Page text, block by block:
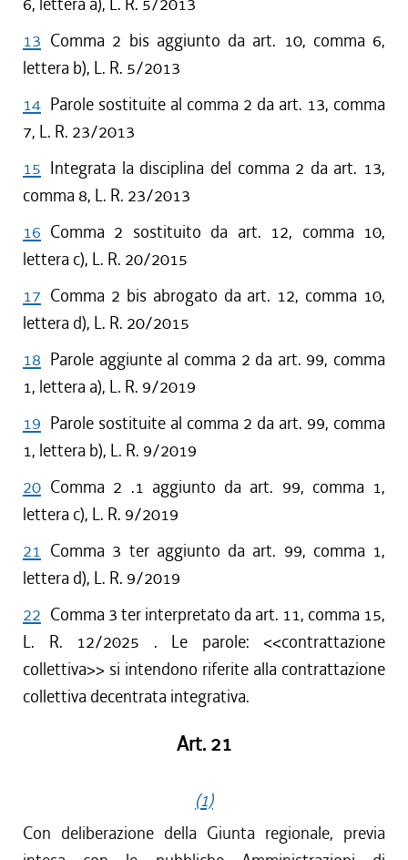
13 Comma 2 bis aggiunto da art. 10, comma 6,
lettera b), L. R. 5/2013
14 Parole sostituite al comma 2 da art. 13, comma
7, L. R. 23/2013
15 Integrata la disciplina del comma 2 da art. 13,
comma 8, L. R. 23/2013
16 Comma 2 sostituito da art. 12, comma 10,
lettera c), L. R. 20/2015
17 Comma 2 bis abrogato da art. 12, comma 10,
lettera d), L. R. 20/2015
18 Parole aggiunte al comma 2 da art. 99, comma
1, lettera a), L. R. 9/2019
19 Parole sostituite al comma 2 da art. 99, comma
1, lettera b), L. R. 9/2019
20 Comma 2 .1 aggiunto da art. 99, comma 1,
lettera c), L. R. 9/2019
21 Comma 3 ter aggiunto da art. 99, comma 1,
lettera d), L. R. 9/2019
22 Comma 3 ter interpretato da art. 11, comma 15,
L. R. 12/2025 . Le parole: <<contrattazione
collettiva>> si intendono riferite alla contrattazione
collettiva decentrata integrativa.
Art. 21
(1)
Con deliberazione della Giunta regionale, previa